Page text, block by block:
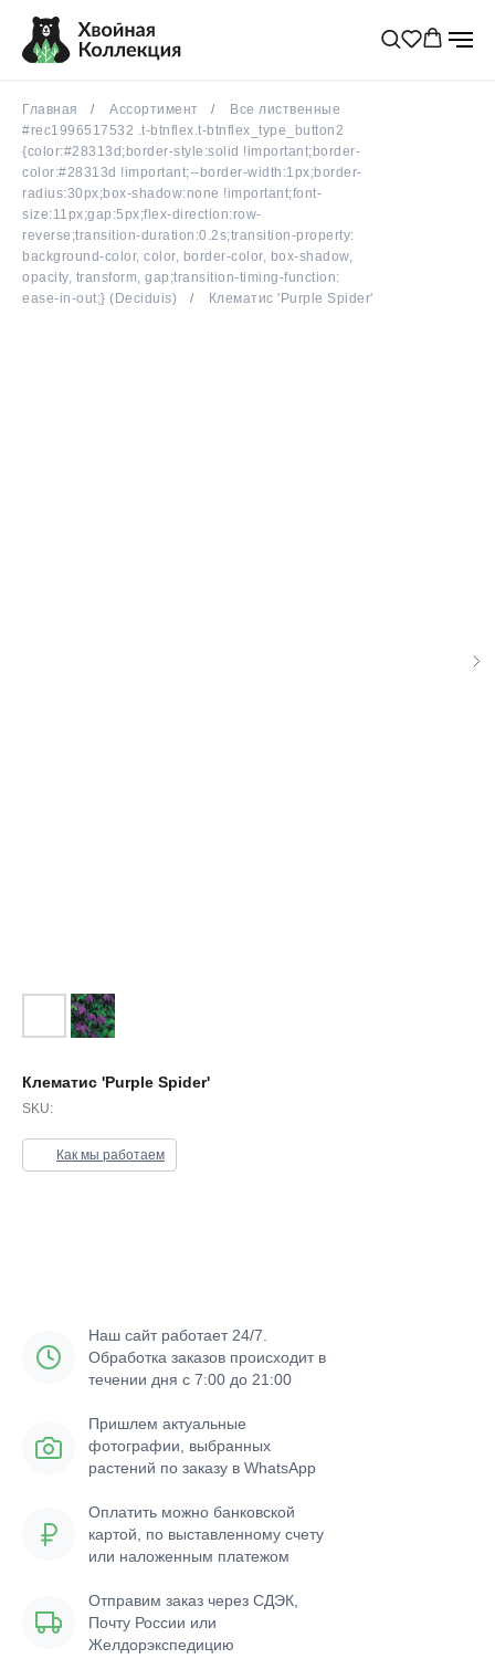
Главная Ассортимент
Все лиственные
#rec1996517532 .t-btnflex.t-btnflex_type_button2
{color:#28313d;border-style:solid !important;border-
color:#28313d !important;--border-width:1px;border-
radius:30px;box-shadow:none !important;font-
size:11px;gap:5px;flex-direction:row-
reverse;transition-duration:0.2s;transition-property:
background-color, color, border-color, box-shadow,
opacity, transform, gap;transition-timing-function:
ease-in-out;} (Deciduis)
Клематис 'Purple Spider'
Клематис 'Purple Spider'
SKU:
Как мы работаем
Наш сайт работает 24/7.
Обработка заказов происходит в
течении дня с 7:00 до 21:00
Пришлем актуальные
фотографии, выбранных
растений по заказу в WhatsApp
Отправим заказ через СДЭК,
Почту России или
Желдорэкспедицию
Оплатить можно банковской
картой, по выставленному счету
или наложенным платежом